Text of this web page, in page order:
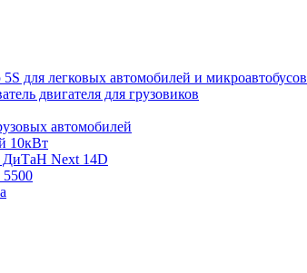
для легковых автомобилей и микроавтобусов
двигателя для грузовиков
автомобилей
10кВт
ДиТаН Next 14D
5500